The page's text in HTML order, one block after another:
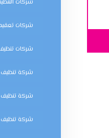
شركات
شركات
شركات
شركة تنظيف
شركة
شركة تنظيف